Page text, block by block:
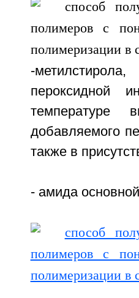
-
пероксидной
температуре
добавляемого
также в
- амида